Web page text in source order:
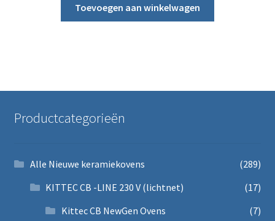
Toevoegen aan winkelwagen
Productcategorieën
Alle Nieuwe keramiekovens
(289)
KITTEC CB -LINE 230 V (lichtnet)
(17)
Kittec CB NewGen Ovens
(7)